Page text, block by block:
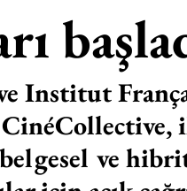
XXY ODAK: RESİM
ZİYARETLER
Institut
ve